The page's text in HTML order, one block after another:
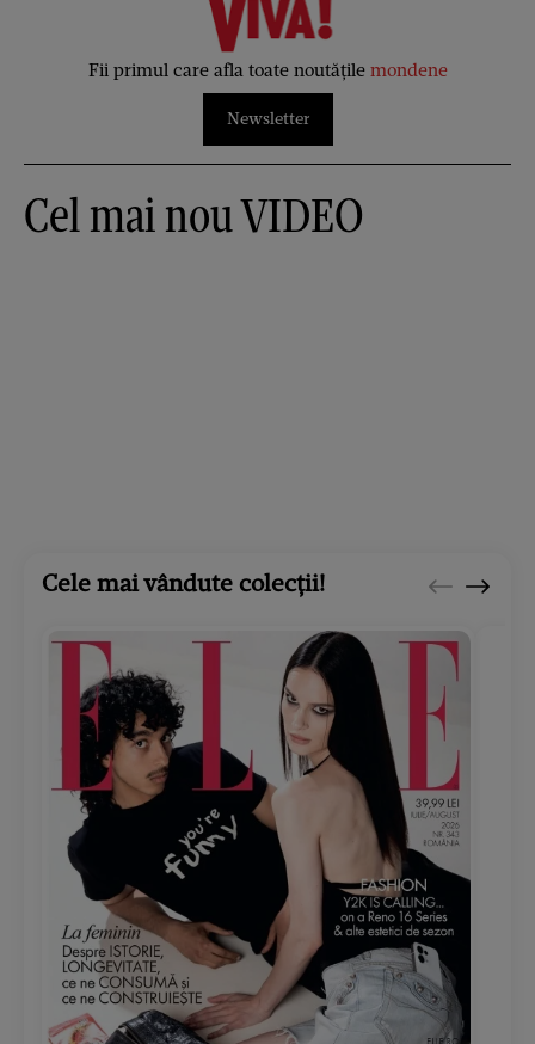
Fii primul care afla toate noutățile mondene
Newsletter
Cel mai nou VIDEO
Cele mai vândute colecții!